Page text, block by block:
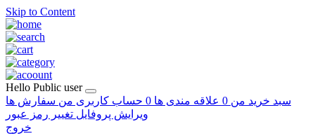
Skip to Content
Hello Public user
سبد خرید من 0 علاقه مندی ها 0 حساب کاربری من سفارش ها
ویرایش پروفایل تغییر رمز عبور
خروج